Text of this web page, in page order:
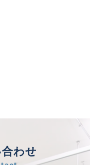
わせ